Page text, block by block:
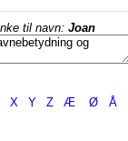
til navn: Joan
X Y Z Æ Ø Å